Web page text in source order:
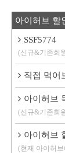
아이허브 할
SSF5774
(신규&기존회
직접 먹어
아이허브
(신규&기존회
아이허브
(현재 아이허